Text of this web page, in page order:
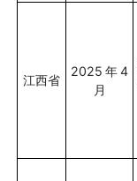
江西省
2025 年4
月